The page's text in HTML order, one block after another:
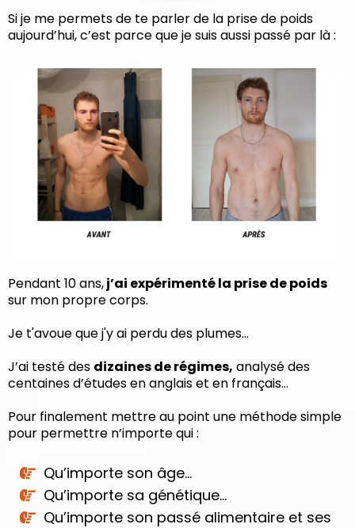
Si je me permets de te parler de la prise de poids
aujourd’hui, c’est parce que je suis aussi passé par là :
Pendant 10 ans,j’ai expérimenté la prise de poids
sur mon propre corps.
Je t'avoue que j'y ai perdu des plumes...
J’ai testé des dizaines de régimes, analysé des
centaines d’études en anglais et en français…
Pour finalement mettre au point une méthode simple
pour permettre n’importe qui :
Qu’importe son âge…
Qu’importe sa génétique…
Qu’importe son passé alimentaire et ses